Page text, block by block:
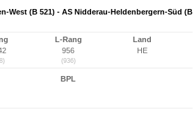
West (B 521) - AS Nidderau-Heldenbergern-Süd (B
L-Rang
956
(936)
Land
HE
BPL